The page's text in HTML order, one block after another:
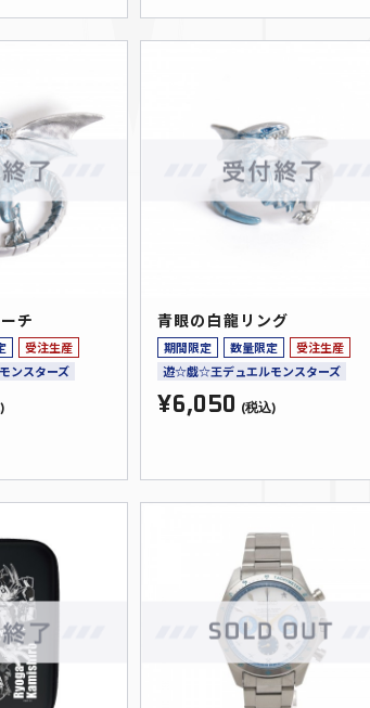
チ
受注生産
ンスターズ
青眼の白龍リング
期間限定 数量限定
受注生産
遊☆戯☆王デュエルモンスターズ
¥6,050 (税込)